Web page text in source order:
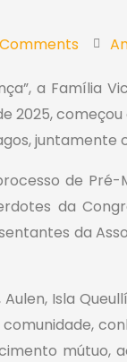
a Família
2025,
de
da
da
Isla
mútuo,